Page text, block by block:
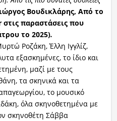
Βουδικλάρης, Από το
στις παραστάσεις που
το 2025).
Ροζάκη, Έλλη Ιγγλίζ,
εξασκημένες, το ίδιο και
μαζί με τους
τα σκηνικά και τα
το μουσικό
όλα σκηνοθετημένα με
σκηνοθέτη Σάββα